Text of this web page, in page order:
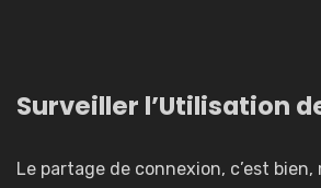
Surveiller l’Utilisation
Le partage de connexion, c’est bien,